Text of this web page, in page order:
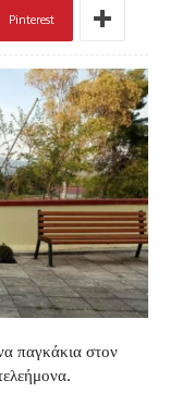
Pinterest
παγκάκια στον